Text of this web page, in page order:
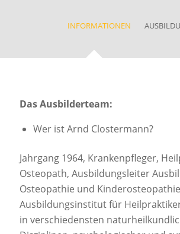
INFORMATIONEN
Das Ausbilderteam:
Wer ist Arnd Clostermann?
Jahrgang 1964, Krankenpfleger,
Osteopath, Ausbildungsleiter
Osteopathie und
Ausbildungsinstitut für
in verschiedensten